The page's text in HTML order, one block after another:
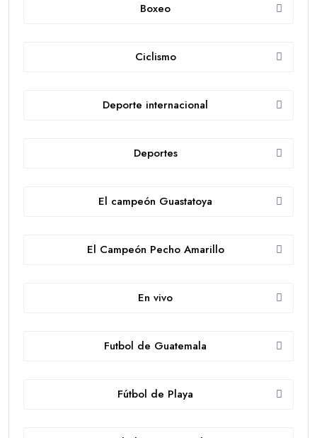
Boxeo
Ciclismo
Deporte internacional
Deportes
El campeón Guastatoya
El Campeón Pecho Amarillo
En vivo
Futbol de Guatemala
Fútbol de Playa